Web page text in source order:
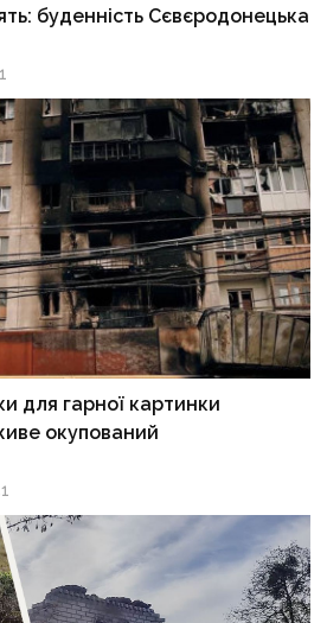
буденність Сєвєродонецька
для гарної картинки
окупований